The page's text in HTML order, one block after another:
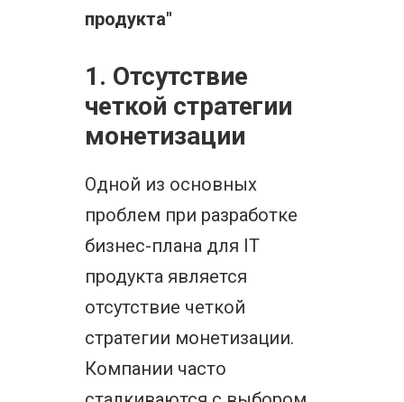
продукта"
1. Отсутствие
четкой стратегии
монетизации
Одной из основных
проблем при разработке
бизнес-плана для IT
продукта является
отсутствие четкой
стратегии монетизации.
Компании часто